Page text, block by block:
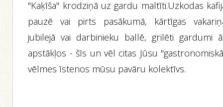
"Kaķīša" krodziņā uz gardu maltīti.Uzkodas
pauzē vai pirts pasākumā, kārtīgas
jubilejā vai darbinieku ballē, grilēti gardumi
apstākļos - šīs un vēl citas Jūsu
vēlmes īstenos mūsu pavāru kolektīvs.